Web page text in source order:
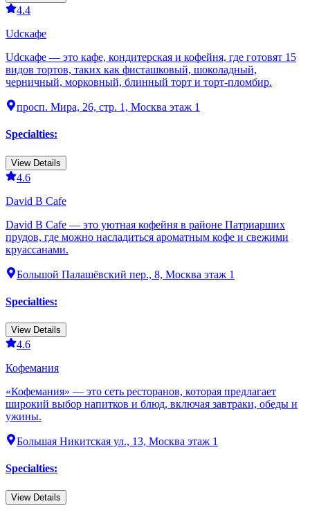
4.4
Udcкафе
Udcкафе — это кафе, кондитерская и кофейня, где готовят 15
видов тортов, таких как фисташковый, шоколадный,
черничный, морковный, блинный торт и торт-пломбир.
просп. Мира, 26, стр. 1, Москва этаж 1
Specialties:
View Details
4.6
David B Cafe
David B Cafe — это уютная кофейня в районе Патриарших
прудов, где можно насладиться ароматным кофе и свежими
круассанами.
Большой Палашёвский пер., 8, Москва этаж 1
Specialties:
View Details
4.6
Кофемания
«Кофемания» — это сеть ресторанов, которая предлагает
широкий выбор напитков и блюд, включая завтраки, обеды и
ужины.
Большая Никитская ул., 13, Москва этаж 1
Specialties:
View Details